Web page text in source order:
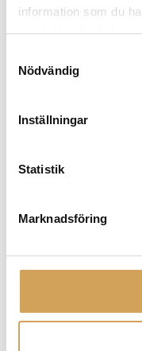
information som du
samlat in när du har
Nödvändig
Inställningar
Statistik
Marknadsföring
vinyllyssnare,
passar dina krav i
Relaterade